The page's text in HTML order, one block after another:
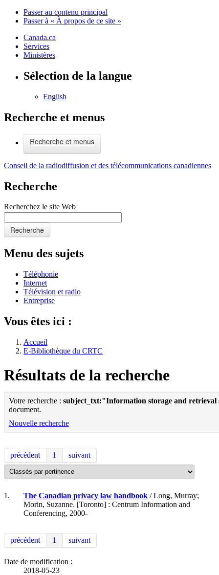
Passer au contenu principal
Passer à « À propos de ce site »
Canada.ca
Services
Ministères
Sélection de la langue
English
Recherche et menus
Recherche et menus
Conseil de la radiodiffusion et des télécommunications canadiennes
Recherche
Recherchez le site Web
Recherche
Menu des sujets
Téléphonie
Internet
Télévision et radio
Entreprise
Vous êtes ici :
Accueil
E-Bibliothèque du CRTC
Résultats de la recherche
Votre recherche : subject_txt:"Information storage and retrieval
document.
Nouvelle recherche
précédent 1 suivant
1. The Canadian privacy law handbook / Long, Murray;
Morin, Suzanne. [Toronto] : Centrum Information and
Conferencing, 2000-
précédent 1 suivant
Date de modification :
2018-05-23